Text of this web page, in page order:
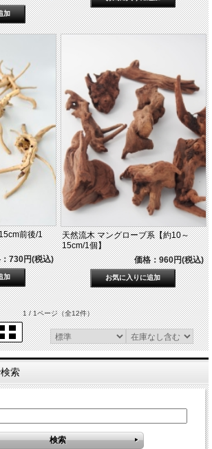
前後/1
730円(税込)
天然流木 マングローブ系【約10～
15cm/1個】
価格：960円(税込)
1 / 1ページ（全12件）
索